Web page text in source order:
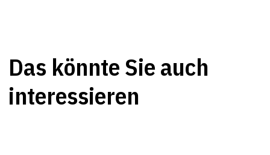
Das könnte Sie auch
interessieren